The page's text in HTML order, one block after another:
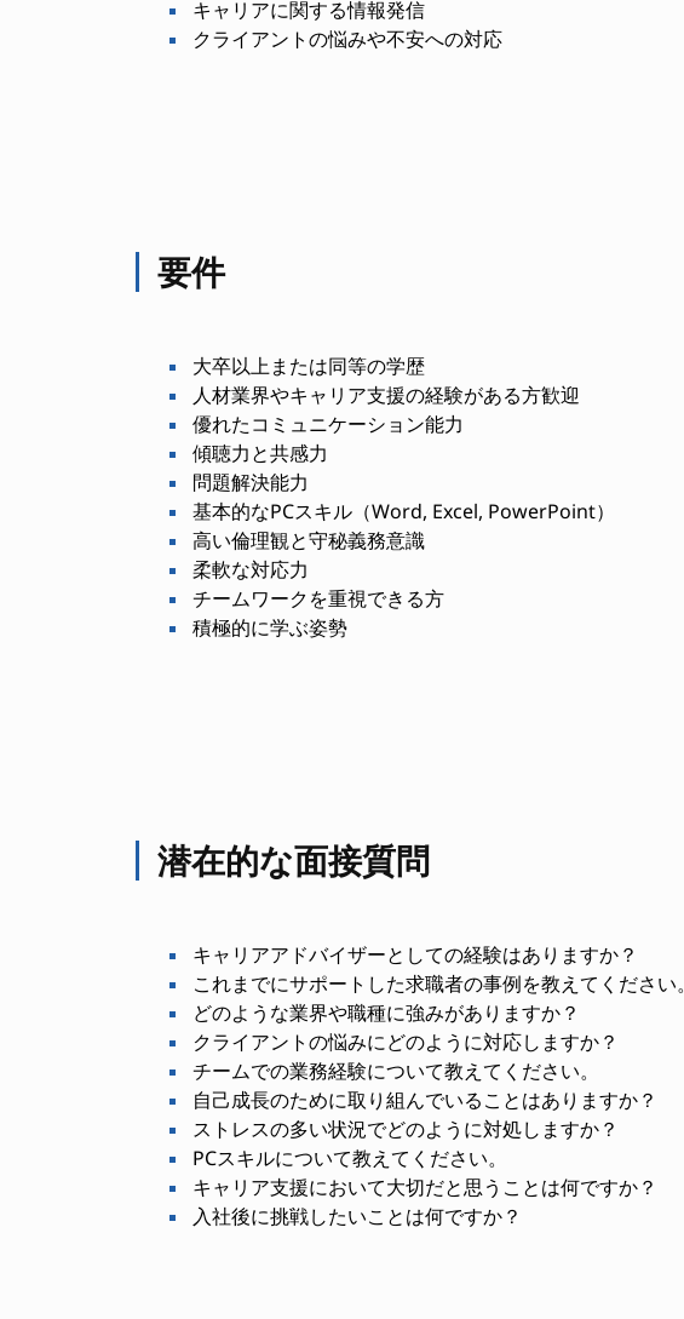
キャリアに関する情報発信
クライアントの悩みや不安への対応
要件
大卒以上または同等の学歴
人材業界やキャリア支援の経験がある方歓迎
優れたコミュニケーション能力
傾聴力と共感力
問題解決能力
基本的なPCスキル（Word, Excel, PowerPoint）
高い倫理観と守秘義務意識
柔軟な対応力
チームワークを重視できる方
積極的に学ぶ姿勢
潜在的な面接質問
キャリアアドバイザーとしての経験はありますか？
これまでにサポートした求職者の事例を教えてください。
どのような業界や職種に強みがありますか？
クライアントの悩みにどのように対応しますか？
チームでの業務経験について教えてください。
自己成長のために取り組んでいることはありますか？
ストレスの多い状況でどのように対処しますか？
PCスキルについて教えてください。
キャリア支援において大切だと思うことは何ですか？
入社後に挑戦したいことは何ですか？